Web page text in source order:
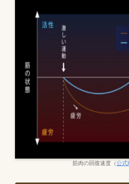
筋肉の回復速度（公式